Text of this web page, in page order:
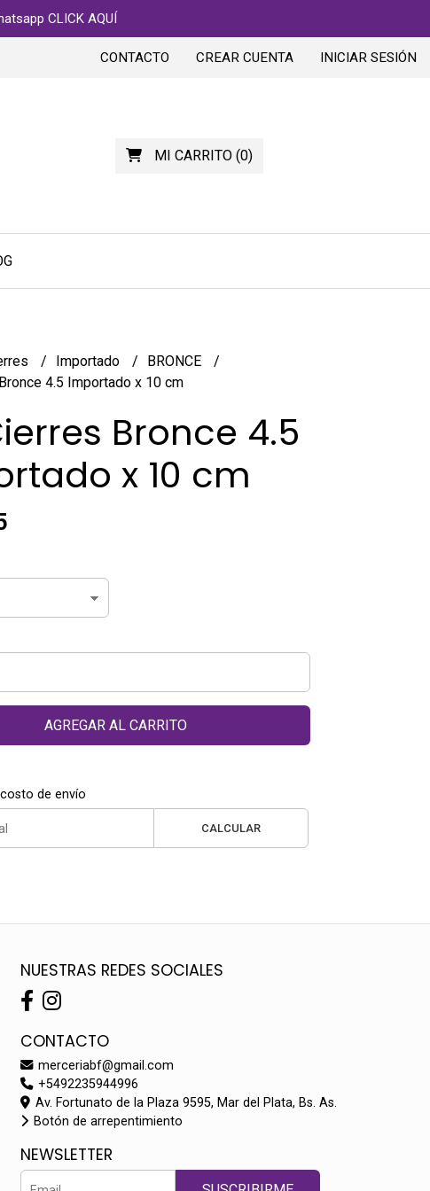
CLICK AQUÍ
CONTACTO CREAR CUENTA INICIAR SESIÓN
MI CARRITO(0)
Importado
BRONCE
4.5 Importado x 10 cm
Bronce 4.5
x 10 cm
AGREGAR AL CARRITO
de envío
CALCULAR
NUESTRAS REDES SOCIALES
CONTACTO
merceriabf@gmail.com
+5492235944996
Av. Fortunato de la Plaza 9595, Mar del Plata, Bs. As.
Botón de arrepentimiento
NEWSLETTER